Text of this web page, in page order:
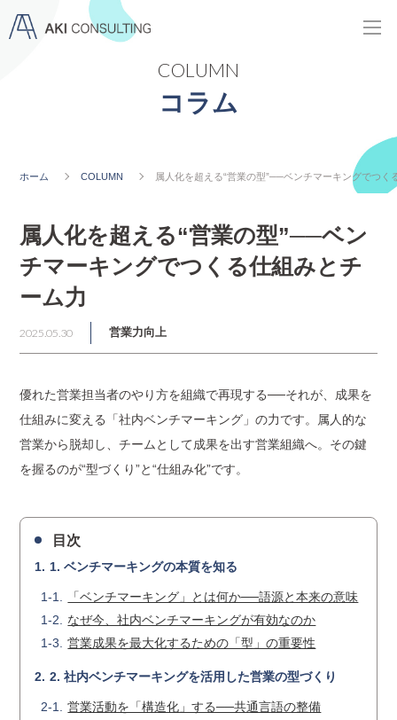
COLUMN
コラム
ホーム COLUMN 属人化を超える“営業の型”──ベンチマーキングでつく
属人化を超える“営業の型”──ベン
チマーキングでつくる仕組みとチ
ーム力
2025.05.30 営業力向上
優れた営業担当者のやり方を組織で再現する──それが、成果を
仕組みに変える「社内ベンチマーキング」の力です。属人的な
営業から脱却し、チームとして成果を出す営業組織へ。その鍵
を握るのが“型づくり”と“仕組み化”です。
目次
1. ベンチマーキングの本質を知る
「ベンチマーキング」とは何か──語源と本来の意味
なぜ今、社内ベンチマーキングが有効なのか
営業成果を最大化するための「型」の重要性
2. 社内ベンチマーキングを活用した営業の型づくり
営業活動を「構造化」する──共通言語の整備